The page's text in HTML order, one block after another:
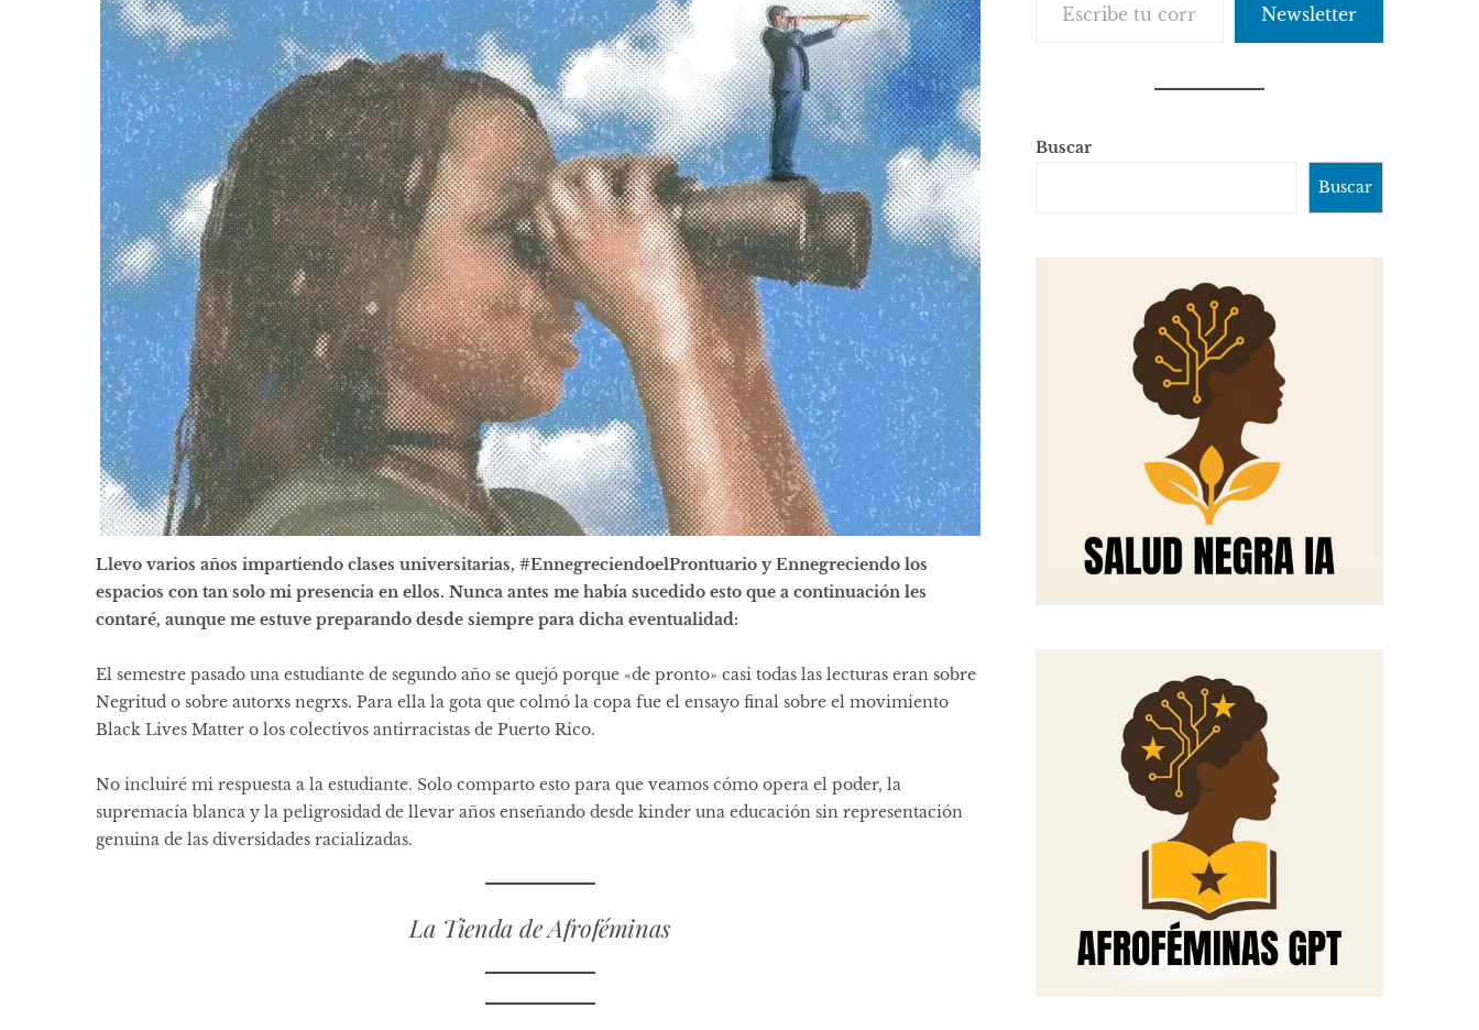
Llevo varios años impartiendo clases universitarias, #EnnegreciendoelProntuario y Ennegreciendo los
espacios con tan solo mi presencia en ellos. Nunca antes me había sucedido esto que a continuación les
contaré, aunque me estuve preparando desde siempre para dicha eventualidad:
El semestre pasado una estudiante de segundo año se quejó porque «de pronto» casi todas las lecturas eran sobre
Negritud o sobre autorxs negrxs. Para ella la gota que colmó la copa fue el ensayo final sobre el movimiento
Black Lives Matter o los colectivos antirracistas de Puerto Rico.
No incluiré mi respuesta a la estudiante. Solo comparto esto para que veamos cómo opera el poder, la
supremacía blanca y la peligrosidad de llevar años enseñando desde kinder una educación sin representación
genuina de las diversidades racializadas.
La Tienda de Afroféminas
Newsletter
Buscar
Buscar